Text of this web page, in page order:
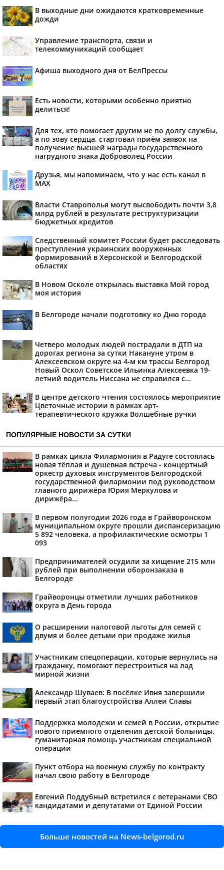
В выходные дни ожидаются кратковременные
дожди
Управление транспорта, связи и
телекоммуникаций сообщает
Афиша выходного дня от БелПрессы
Есть новости, которыми особенно приятно
делиться!
Для тех, кто помогает другим не по долгу службы,
а по зову сердца, стартовал приём заявок на
получение высшей награды государственного
нагрудного знака Доброволец России
Друзья, мы напоминаем, что у нас есть канал в
МАХ
Власти Ставрополья могут высвободить почти 3,8
млрд рублей в результате реструктуризации
бюджетных кредитов
Следственный комитет России будет расследовать
преступления украинских вооруженных
формирований в Херсонской и Белгородской
областях
В Новом Осколе открылась выставка Мой город
моя история
В Белгороде начали подготовку ко Дню города
Четверо молодых людей пострадали в ДТП на
дорогах региона за сутки Накануне утром в
Алексеевском округе на 4-м км трассы Белгород
Новый Оскол Советское Ильинка Алексеевка 19-
летний водитель Ниссана не справился с...
В центре детского чтения состоялось мероприятие
Цветочные истории в рамках арт-
терапевтического кружка Волшебные ручки
ПОПУЛЯРНЫЕ НОВОСТИ ЗА СУТКИ
В рамках цикла Филармония в Радуге состоялась
новая тёплая и душевная встреча - концертный
оркестр духовых инструментов Белгородской
государственной филармонии под руководством
главного дирижёра Юрия Меркулова и
дирижёра...
В первом полугодии 2026 года в Грайворонском
муниципальном округе прошли диспансеризацию
5 892 человека, а профилактические осмотры 1
093
Предпринимателей осудили за хищение 215 млн
рублей при выполнении оборонзаказа в
Белгороде
Грайворонцы отметили лучших работников
округа в День города
О расширении налоговой льготы для семей с
двумя и более детьми при продаже жилья
Участникам спецоперации, которые вернулись на
гражданку, помогают перестроиться на лад
мирной жизни
Александр Шуваев: В посёлке Ивня завершили
первый этап благоустройства Аллеи Славы
Поддержка молодежи и семей в России, открытие
нового приемного отделения детской больницы,
гуманитарная помощь участникам специальной
операции
Пункт отбора на военную службу по контракту
начал свою работу в Белгороде
Евгений Поддубный встретился с ветеранами СВО
кандидатами и депутатами от Единой России
Больше новостей на News-belgorod.ru